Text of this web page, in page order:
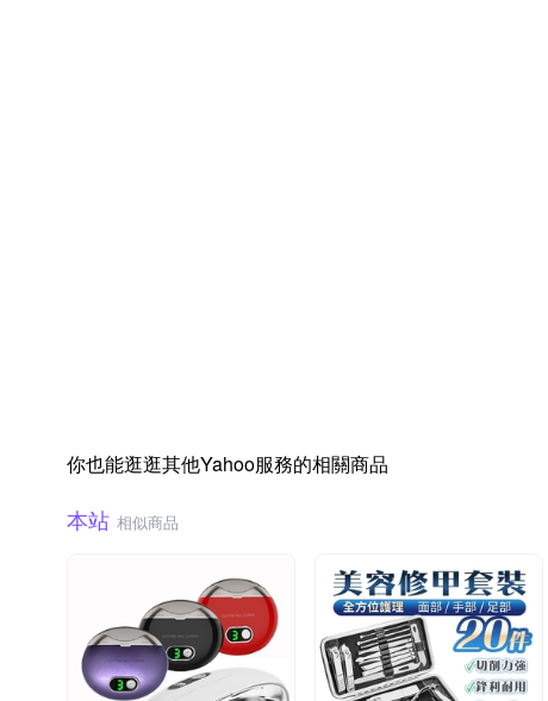
你也能逛逛其他Yahoo服務的相關商品
本站 相似商品